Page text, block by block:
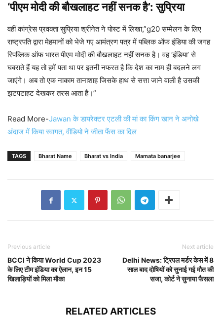
‘पीएम मोदी की बौखलाहट नहीं सनक है’: सुप्रिया
वहीं कांग्रेस प्रवक्ता सुप्रिया श्रीनेत ने पोस्ट में लिखा,”g20 सम्मेलन के लिए
राष्ट्रपति द्वारा मेहमानों को भेजे गए आमंत्रण पत्र में पब्लिक ऑफ इंडिया की जगह
रिपब्लिक ऑफ भारत पीएम मोदी की बौखलाहट नहीं सनक है। वह ‘इंडिया’ से
घबराते हैं यह तो हमें पता था पर इतनी नफरत है कि देश का नाम ही बदलने लग
जाएंगे। अब तो एक नाकाम तानाशाह जिसके हाथ से सत्ता जाने वाली है उसकी
झटपटाहट देखकर तरस आता है।”
Read More-Jawan के डायरेक्टर एटली की मां का किंग खान ने अनोखे
अंदाज में किया स्वागत, वीडियो ने जीता फैंस का दिल
TAGS Bharat Name Bharat vs India Mamata banarjee
Previous article
BCCI ने किया World Cup 2023
के लिए टीम इंडिया का ऐलान, इन 15
खिलाड़ियों को मिला मौका
Next article
Delhi News: ट्रिपल मर्डर केस में 8
साल बाद दोषियों को सुनाई गई मौत की
सजा, कोर्ट ने सुनाया फैसला
RELATED ARTICLES